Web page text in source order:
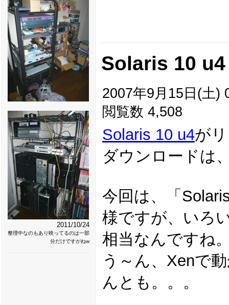
2011/10/24
整理中なのもあり映ってるのは一部
分だけですがねw
Solaris 10
2007年9月15日(土)
閲覧数 4,508
Solaris 10 u4が
ダウンロードは
今回は、「
様ですが、いろ
相当なんですね
う～ん、Xenで
んとも。。。